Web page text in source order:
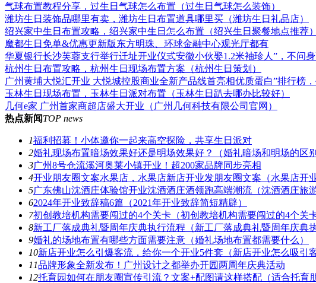
气球布置教程分享，过生日气球怎么布置（过生日气球怎么装饰）
潍坊生日装饰品哪里有卖，潍坊生日布置道具哪里买（潍坊生日礼品店）
绍兴家中生日布置攻略，绍兴家中生日怎么布置（绍兴生日聚餐地点推荐）
魔都生日免单&优惠更新版东方明珠、环球金融中心观光厅都有
华夏银行长沙芙蓉支行举行迁址开业仪式安徽小伙娶1.2米袖珍人”，不问
杭州生日布置攻略，杭州生日现场布置方案（杭州生日策划）
广州黄埔大悦汇开业 大悦城控股商业全新产品线首亮相优质蛋白”排行榜
玉林生日现场布置，玉林生日派对布置（玉林生日趴去哪办比较好）
几何e家 广州首家商超店盛大开业（广州几何科技有限公司官网）
热点新闻TOP news
1福利招募！小体邀你一起来高空探险，共享生日派对
2婚礼现场布置暗场效果好还是明场效果好？（婚礼暗场和明场的区别
3广州8号仓流溪河奥莱小镇开业！超200家品牌同步亮相
4开业朋友圈文案水果店，水果店新店开业发朋友圈文案（水果店开
5广东佛山沈酒庄体验馆开业沈酒酒庄酒领跑高端潮流（沈酒酒庄旅
62024年开业致辞稿6篇（2021年开业致辞简短精辟）
7初创教培机构需要闯过的4个关卡（初创教培机构需要闯过的4个关
8新工厂落成典礼暨周年庆典执行流程（新工厂落成典礼暨周年庆典
9婚礼的场地布置有哪些方面需要注意（婚礼场地布置都需要什么）
10新店开业怎么引爆客流，给你一个开业5件套（新店开业怎么吸引客
11品牌形象全新发布！广州设计之都举办开园两周年庆典活动
12托育园如何在朋友圈宣传引流？文案+配图请这样搭配（适合托育